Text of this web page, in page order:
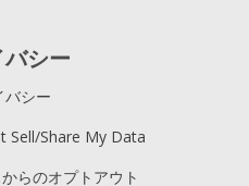
シー
バシー
Sell/Share My Data
らのオプトアウト